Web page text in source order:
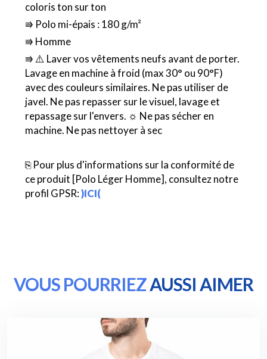
coloris ton sur ton
⭆ Polo mi-épais : 180 g/m²
⭆ Homme
⭆ ⚠️ Laver vos vêtements neufs avant de porter.
Lavage en machine à froid (max 30° ou 90°F)
avec des couleurs similaires. Ne pas utiliser de
javel. Ne pas repasser sur le visuel, lavage et
repassage sur l'envers. ☼ Ne pas sécher en
machine. Ne pas nettoyer à sec
⎘ Pour plus d'informations sur la conformité de
ce produit [Polo Léger Homme], consultez notre
profil GPSR:)ICI(
VOUS POURRIEZAUSSI AIMER